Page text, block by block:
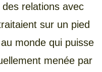
des relations avec
sur un pied
monde qui puisse
menée par